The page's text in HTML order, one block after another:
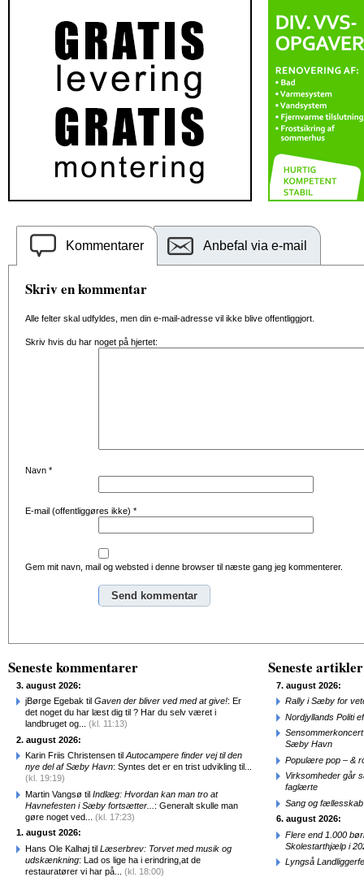
Kommentarer Anbefal via e-mail
Skriv en kommentar
Alle felter skal udfyldes, men din e-mail-adresse vil ikke blive offentliggjort.
Skriv hvis du har noget på hjertet:
Navn *
E-mail (offentliggøres ikke) *
Gem mit navn, mail og websted i denne browser til næste gang jeg kommenterer.
Seneste kommentarer
3. august 2026:
jBørge Egebak til Gaven der bliver ved med at give!: Er
det noget du har læst dig til ? Har du selv været i
landbruget og... (kl. 11:13)
2. august 2026:
Karin Friis Christensen til Autocampere finder vej til den
nye del af Sæby Havn: Syntes det er en trist udvikling til...
(kl. 19:19)
Martin Vangsø til Indlæg: Hvordan kan man tro at
Havnefesten i Sæby fortsætter... : Generalt skulle man
gøre noget ved... (kl. 17:23)
1. august 2026:
Hans Ole Kalhøj til Læserbrev: Torvet med musik og
udskænkning: Lad os lige ha i erindring,at de
restauratører vi har på... (kl. 18:00)
Seneste artikler
7. august 2026:
Rally i Sæby for
Nordjyllands Politi
Sæby Havn
Populære pop – &
Virksomheder går
faglærte
Sang og
6. august 2026:
Flere end 1.000
Skolestarthjælp i
Lyngså